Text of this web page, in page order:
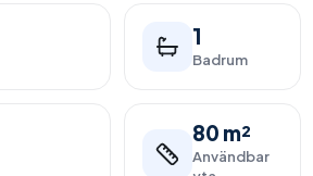
1
Badrum
80 m²
Användbar